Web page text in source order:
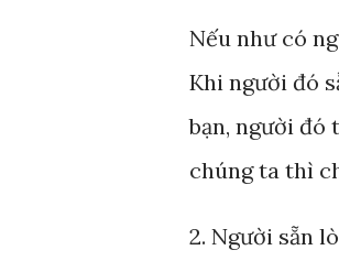
Nếu như có
Khi người đó
bạn, người đó
chúng ta thì
2. Người sẵn